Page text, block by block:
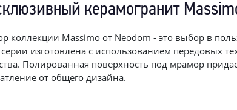
керамогранит
коллекции Massimo от Neodom - это выбор в
изготовлена с использованием передовых
Полированная поверхность под мрамор
от общего дизайна.
гарантирует, что коллекция Massimo